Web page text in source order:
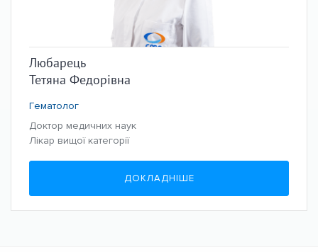
Любарець
Тетяна Федорівна
Гематолог
Доктор медичних наук
Лікар вищої категорії
ДОКЛАДНІШЕ